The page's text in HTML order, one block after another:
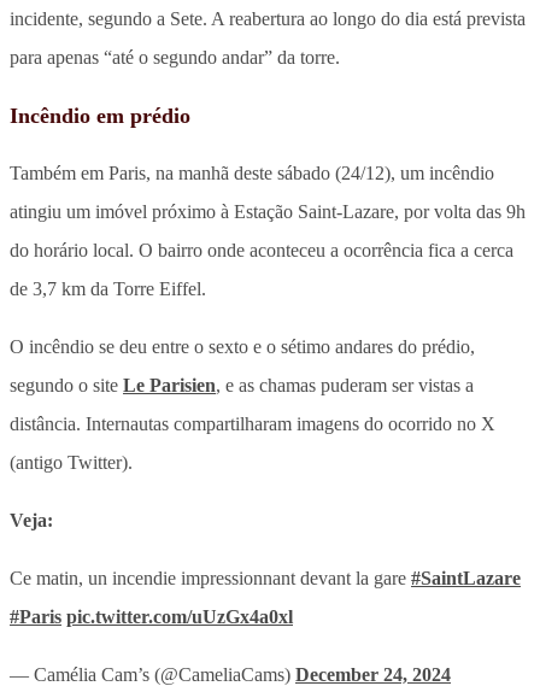
incidente, segundo a Sete. A reabertura ao longo do dia está prevista
para apenas “até o segundo andar” da torre.
Incêndio em prédio
Também em Paris, na manhã deste sábado (24/12), um incêndio
atingiu um imóvel próximo à Estação Saint-Lazare, por volta das 9h
do horário local. O bairro onde aconteceu a ocorrência fica a cerca
de 3,7 km da Torre Eiffel.
O incêndio se deu entre o sexto e o sétimo andares do prédio,
segundo o site Le Parisien, e as chamas puderam ser vistas a
distância. Internautas compartilharam imagens do ocorrido no X
(antigo Twitter).
Veja:
Ce matin, un incendie impressionnant devant la gare #SaintLazare
#Paris pic.twitter.com/uUzGx4a0xl
— Camélia Cam’s (@CameliaCams) December 24, 2024